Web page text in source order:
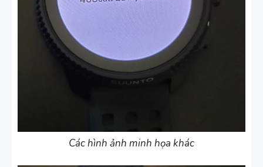
Các hình ảnh minh họa khác